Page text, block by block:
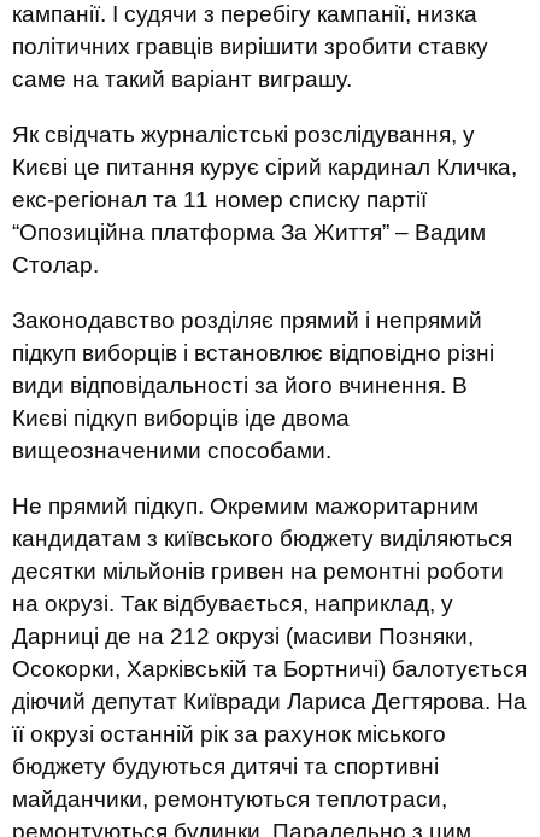
кампанії. І судячи з перебігу кампанії, низка
політичних гравців вирішити зробити ставку
саме на такий варіант виграшу.
Як свідчать журналістські розслідування, у
Києві це питання курує сірий кардинал Кличка,
екс-регіонал та 11 номер списку партії
“Опозиційна платформа За Життя” – Вадим
Столар.
Законодавство розділяє прямий і непрямий
підкуп виборців і встановлює відповідно різні
види відповідальності за його вчинення. В
Києві підкуп виборців іде двома
вищеозначеними способами.
Не прямий підкуп. Окремим мажоритарним
кандидатам з київського бюджету виділяються
десятки мільйонів гривен на ремонтні роботи
на окрузі. Так відбувається, наприклад, у
Дарниці де на 212 окрузі (масиви Позняки,
Осокорки, Харківській та Бортничі) балотується
діючий депутат Київради Лариса Дегтярова. На
її окрузі останній рік за рахунок міського
бюджету будуються дитячі та спортивні
майданчики, ремонтуються теплотраси,
ремонтуються будинки. Паралельно з цим